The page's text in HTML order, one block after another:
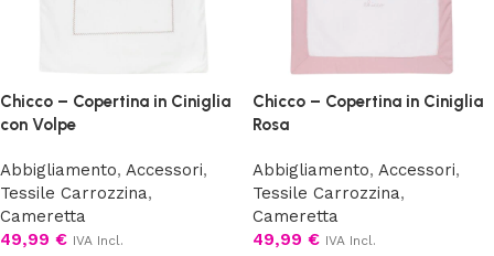
Chicco – Copertina in Ciniglia
con Volpe
Abbigliamento, Accessori,
Tessile Carrozzina,
Cameretta
49,99 € IVA Incl.
Chicco – Copertina in Ciniglia
Rosa
Abbigliamento, Accessori,
Tessile Carrozzina,
Cameretta
49,99 € IVA Incl.